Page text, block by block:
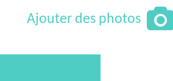
Ajouter des photos